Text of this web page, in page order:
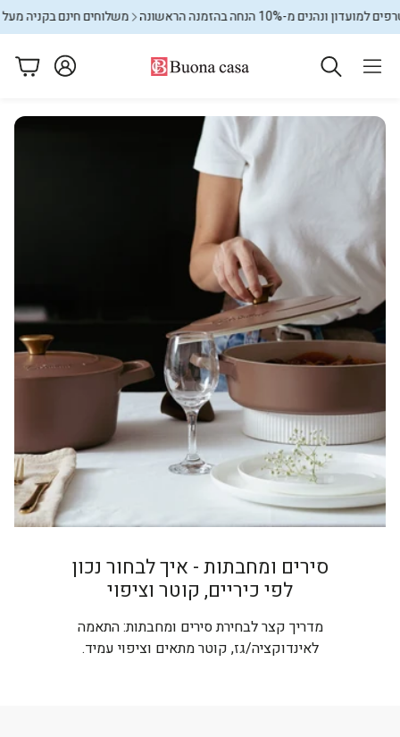
ונהנים מ-10% הנחה בהזמנה הראשונה משלוחים חינם בקניה מעל 599₪
מתקני כביסה
סירים ומחבתות - איך לבחור נכון
לפי כיריים, קוטר וציפוי
מדריך קצר לבחירת סירים ומחבתות: התאמה
לאינדוקציה/גז, קוטר מתאים וציפוי עמיד.